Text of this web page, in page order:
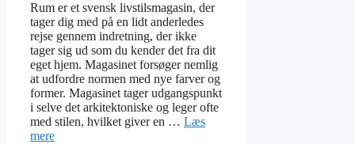
Rum er et svensk livstilsmagasin, der
tager dig med på en lidt anderledes
rejse gennem indretning, der ikke
tager sig ud som du kender det fra dit
eget hjem. Magasinet forsøger nemlig
at udfordre normen med nye farver og
former. Magasinet tager udgangspunkt
i selve det arkitektoniske og leger ofte
med stilen, hvilket giver en … Læs
mere